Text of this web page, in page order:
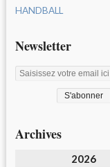
HANDBALL
Newsletter
Archives
2026